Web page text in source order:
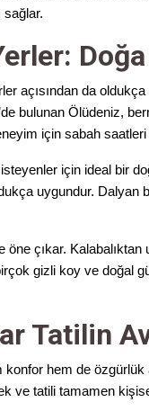
sağlar.
açısından da
bulunan Ölüdeniz,
için sabah
için ideal bir
uygundur. Dalyan
öne çıkar.
gizli koy ve doğal
Tatilin
hem de özgürlük
ve tatili tamamen